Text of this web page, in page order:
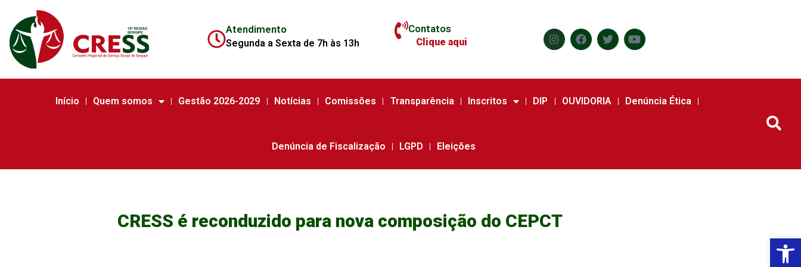
Atendimento
Segunda a Sexta de 7h às 13h
Contatos
Clique aqui
Início Quem somos Gestão 2026-2029 Notícias Comissões Transparência Inscritos DIP OUVIDORIA Denúncia Ética
Denúncia de Fiscalização LGPD Eleições
CRESS é reconduzido para nova composição do CEPCT